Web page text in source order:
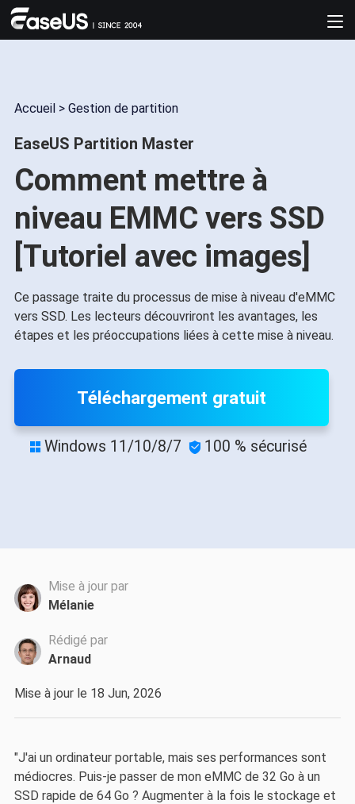
Accueil > Gestion de partition
EaseUS Partition Master
Comment mettre à
niveau EMMC vers SSD
[Tutoriel avec images]
Ce passage traite du processus de mise à niveau d'eMMC
vers SSD. Les lecteurs découvriront les avantages, les
étapes et les préoccupations liées à cette mise à niveau.
Téléchargement gratuit
 Windows 11/10/8/7  100 % sécurisé
Mise à jour par
Mélanie
Rédigé par
Arnaud
Mise à jour le 18 Jun, 2026
"J'ai un ordinateur portable, mais ses performances sont
médiocres. Puis-je passer de mon eMMC de 32 Go à un
SSD rapide de 64 Go ? Augmenter à la fois le stockage et